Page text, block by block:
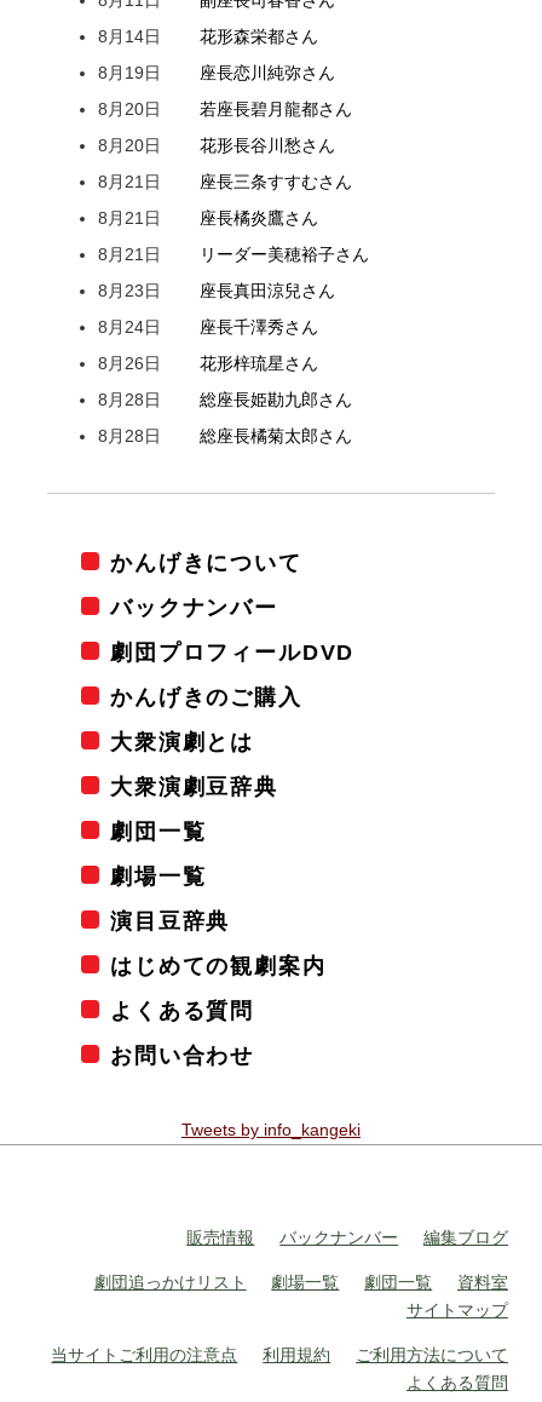
8月14日
花形森栄都さん
8月19日
座長恋川純弥さん
8月20日
若座長碧月龍都さん
8月20日
花形長谷川愁さん
8月21日
座長三条すすむさん
8月21日
座長橘炎鷹さん
8月21日
リーダー美穂裕子さん
8月23日
座長真田涼兒さん
8月24日
座長千澤秀さん
8月26日
花形梓琉星さん
8月28日
総座長姫勘九郎さん
8月28日
総座長橘菊太郎さん
かんげきについて
バックナンバー
劇団プロフィールDVD
かんげきのご購入
大衆演劇とは
大衆演劇豆辞典
劇団一覧
劇場一覧
演目豆辞典
はじめての観劇案内
よくある質問
お問い合わせ
Tweets by info_kangeki
販売情報 バックナンバー 編集ブログ
劇団追っかけリスト 劇場一覧 劇団一覧
資料室
サイトマップ
当サイトご利用の注意点 利用規約
ご利用方法について
よくある質問